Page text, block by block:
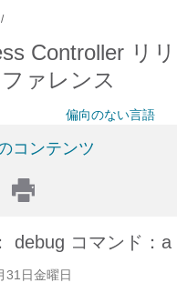
Controller リ
ァレンス
偏向のない言語
コンテンツ
31日金曜日
debug コマンド：a